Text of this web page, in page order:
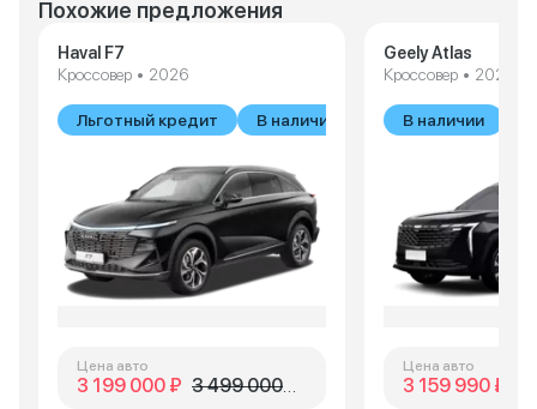
Похожие предложения
Haval F7
Кроссовер • 2026
Льготный кредит В наличии
Цена авто
3 199 000 ₽ 3 499 000 ₽
Geely Atlas
Кроссовер • 2026
В наличии
Цена авто
3 159 990 ₽